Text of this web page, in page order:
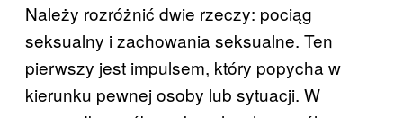
Należy rozróżnić dwie rzeczy: pociąg
seksualny i zachowania seksualne. Ten
pierwszy jest impulsem, który popycha w
kierunku pewnej osoby lub sytuacji. W